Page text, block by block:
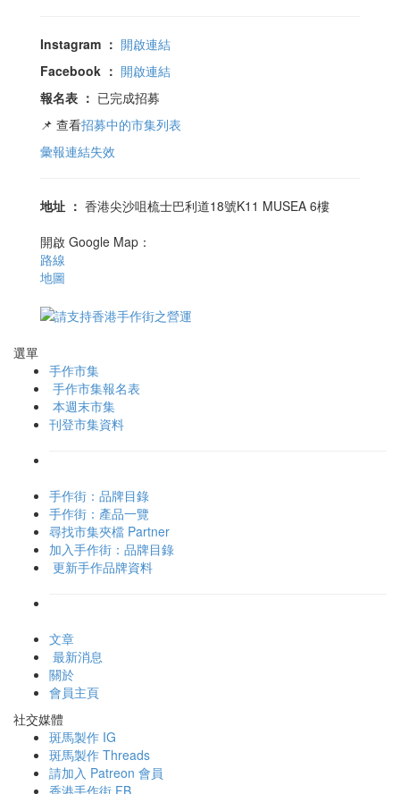
Instagram ： 開啟連結
Facebook ： 開啟連結
報名表 ： 已完成招募
📌 查看招募中的市集列表
彙報連結失效
地址 ： 香港尖沙咀梳士巴利道18號K11 MUSEA 6樓
開啟 Google Map：
路線
地圖
選單
手作市集
手作市集報名表
本週末市集
刊登市集資料
手作街：品牌目錄
手作街：產品一覽
尋找市集夾檔 Partner
加入手作街：品牌目錄
更新手作品牌資料
文章
最新消息
關於
會員主頁
社交媒體
斑馬製作 IG
斑馬製作 Threads
請加入 Patreon 會員
香港手作街 FB